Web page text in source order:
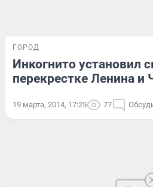
ГОРОД
Инкогнито установил
перекрестке Ленина и
19 марта, 2014, 17:25 77